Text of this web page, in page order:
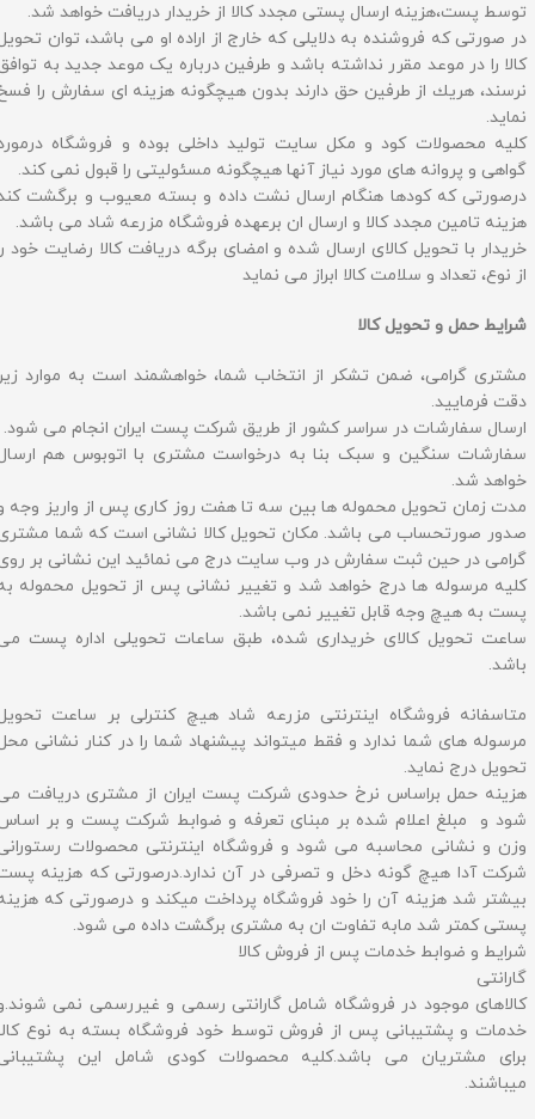
توسط پست،هزینه ارسال پستی مجدد کالا از خریدار دریافت خواهد شد.
در صورتی که فروشنده به دلایلی که خارج از اراده او می باشد، توان
کالا را در موعد مقرر نداشته باشد و طرفین درباره یک موعد جدید به
نرسند، هریك از طرفین حق دارند بدون هیچگونه هزینه ای سفارش را
نماید.
کلیه محصولات کود و مکل سایت تولید داخلی بوده و فروشگاه
گواهی و پروانه های مورد نیاز آنها هیچگونه مسئولیتی را قبول نمی کند.
درصورتی که کودها هنگام ارسال نشت داده و بسته معیوب و برگشت
هزینه تامین مجدد کالا و ارسال ان برعهده فروشگاه مزرعه شاد می باشد.
خریدار با تحویل کالای ارسال شده و امضای برگه دریافت کالا رضایت خود
از نوع، تعداد و سلامت کالا ابراز می نماید
شرایط حمل و تحویل کالا
مشتری گرامی، ضمن تشکر از انتخاب شما، خواهشمند است به موارد
دقت فرمایید.
ارسال سفارشات در سراسر کشور از طریق شرکت پست ایران انجام می شود.
سفارشات سنگین و سبک بنا به درخواست مشتری با اتوبوس هم
خواهد شد.
مدت زمان تحویل محموله ها بین سه تا هفت روز کاری پس از واریز وجه
صدور صورتحساب می باشد. مکان تحویل کالا نشانی است که شما
گرامی در حین ثبت سفارش در وب سایت درج می نمائید این نشانی بر
کلیه مرسوله ها درج خواهد شد و تغییر نشانی پس از تحویل محموله
پست به هیچ وجه قابل تغییر نمی باشد.
ساعت تحویل کالای خریداری شده، طبق ساعات تحویلی اداره پست
باشد.
متاسفانه فروشگاه اینترنتی مزرعه شاد هیچ کنترلی بر ساعت
مرسوله های شما ندارد و فقط میتواند پیشنهاد شما را در کنار نشانی
تحویل درج نماید.
هزینه حمل براساس نرخ حدودی شرکت پست ایران از مشتری دریافت
شود و مبلغ اعلام شده بر مبنای تعرفه و ضوابط شرکت پست و بر
وزن و نشانی محاسبه می شود و فروشگاه اینترنتی محصولات
شرکت آدا هیچ گونه دخل و تصرفی در آن ندارد.درصورتی که هزینه
بیشتر شد هزینه آن را خود فروشگاه پرداخت میکند و درصورتی که
پستی کمتر شد مابه تفاوت ان به مشتری برگشت داده می شود.
شرایط و ضوابط خدمات پس از فروش کالا
گارانتی
کالاهای موجود در فروشگاه شامل گارانتی رسمی و غیررسمی نمی
خدمات و پشتیبانی پس از فروش توسط خود فروشگاه بسته به نوع
برای مشتریان می باشد.کلیه محصولات کودی شامل این
میباشند.